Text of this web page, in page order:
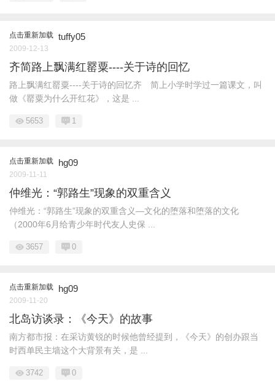
点击重新加载 tuffy05
2009-12-13
齐简路上飘满红罂粟----关于诗的回忆
路上飘满红罂粟----关于诗的回忆齐 简上小学时学过一篇课文，叫
做《罂粟为什么开红花》，这是 ...
5653 1
点击重新加载 hg09
2009-11-11
仲维光：“郭路生”现象的双重含义
仲维光：“郭路生”现象的双重含义—文化的堕落和堕落的文化
（2000年6月给青少年时代友人史保 ...
3657 0
点击重新加载 hg09
2009-11-20
北岛访谈录：《今天》的故事
南方都市报：在采访黄锐的时候他曾经提到，《今天》的创办跟当
时西单民主墙这个大背景有关，是 ...
3742 0